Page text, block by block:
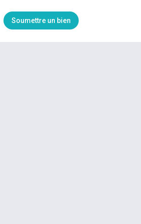
Soumettre un bien